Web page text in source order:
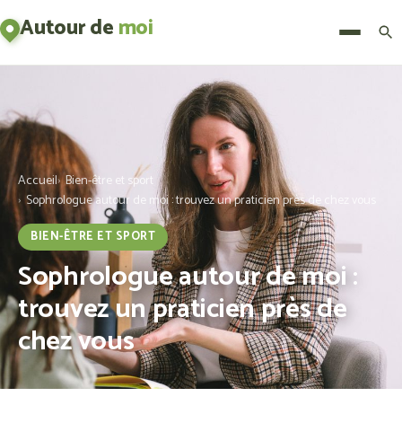
Autour demoi Menu
Accueil Bien-être et sport
Sophrologue autour de moi : trouvez un praticien près de chez vous
BIEN-ÊTRE ET SPORT
Sophrologue autour de moi :
trouvez un praticien près de
chez vous